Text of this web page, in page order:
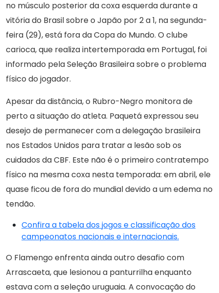
no músculo posterior da coxa esquerda durante a
vitória do Brasil sobre o Japão por 2 a 1, na segunda-
feira (29), está fora da Copa do Mundo. O clube
carioca, que realiza intertemporada em Portugal, foi
informado pela Seleção Brasileira sobre o problema
físico do jogador.
Apesar da distância, o Rubro-Negro monitora de
perto a situação do atleta. Paquetá expressou seu
desejo de permanecer com a delegação brasileira
nos Estados Unidos para tratar a lesão sob os
cuidados da CBF. Este não é o primeiro contratempo
físico na mesma coxa nesta temporada: em abril, ele
quase ficou de fora do mundial devido a um edema no
tendão.
Confira a tabela dos jogos e classificação dos
campeonatos nacionais e internacionais.
O Flamengo enfrenta ainda outro desafio com
Arrascaeta, que lesionou a panturrilha enquanto
estava com a seleção uruguaia. A convocação do